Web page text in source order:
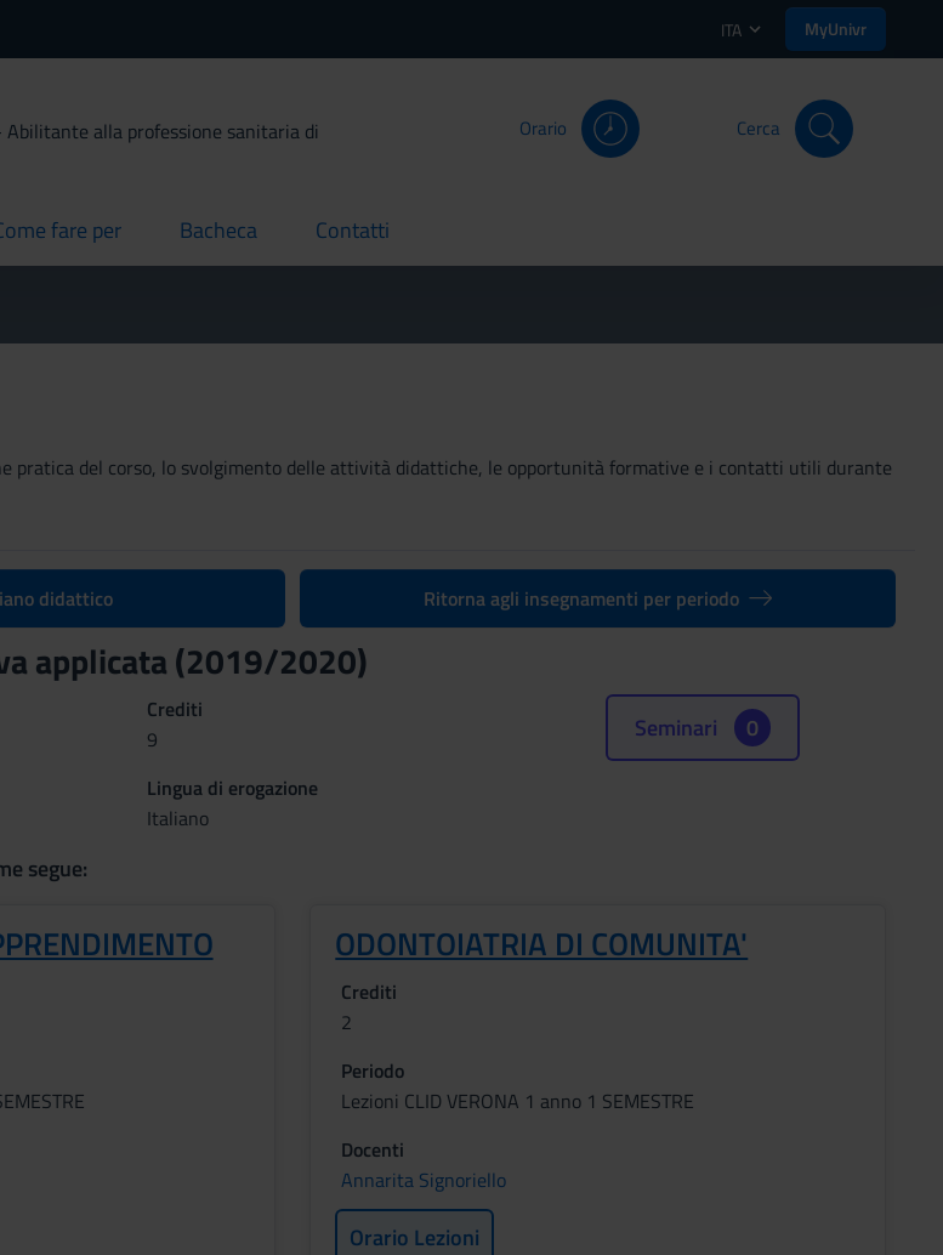
ITA MyUnivr
alla professione sanitaria di
Orario Cerca
fare per Bacheca
current Contatti
current
pratica del corso, lo svolgimento delle attività didattiche, le opportunità formative e i contatti utili durante
didattico Ritorna agli insegnamenti per periodo
applicata (2019/2020)
Crediti
9
Lingua di erogazione
Italiano
Seminari 0
segue:
ODONTOIATRIA DI COMUNITA'
Crediti
2
Periodo
Lezioni CLID VERONA 1 anno 1 SEMESTRE
Docenti
Annarita Signoriello
Orario Lezioni